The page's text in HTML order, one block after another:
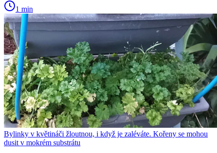
1 min
Bylinky v květináči žloutnou, i když je zaléváte. Kořeny se mohou
dusit v mokrém substrátu